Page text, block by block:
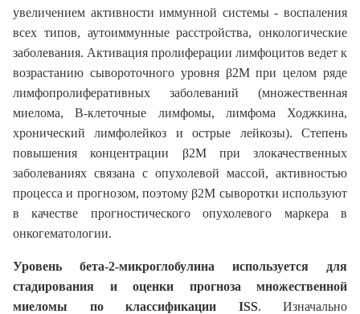
увеличением активности иммунной системы - воспаления
всех типов, аутоиммунные расстройства, онкологические
заболевания. Активация пролиферации лимфоцитов ведет к
возрастанию сывороточного уровня β2M при целом ряде
лимфопролиферативных заболеваний (множественная
миелома, В-клеточные лимфомы, лимфома Ходжкина,
хронический лимфолейкоз и острые лейкозы). Степень
повышения концентрации β2M при злокачественных
заболеваниях связана с опухолевой массой, активностью
процесса и прогнозом, поэтому β2M сыворотки используют
в качестве прогностического опухолевого маркера в
онкогематологии.
Уровень бета-2-микроглобулина используется для
стадирования и оценки прогноза множественной
миеломы по классификации ISS. Изначально